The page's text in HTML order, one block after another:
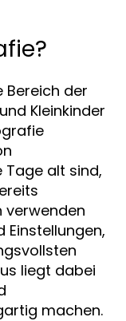
der
Kleinkinder
Tage alt sind,
verwenden
Einstellungen,
liegt dabei
machen.